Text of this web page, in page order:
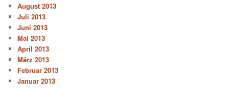
August 2013
Juli 2013
Juni 2013
Mai 2013
April 2013
März 2013
Februar 2013
Januar 2013